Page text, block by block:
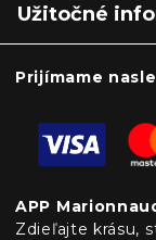
Užitočné
Prijímame
APP
Zdieľajte krásu,